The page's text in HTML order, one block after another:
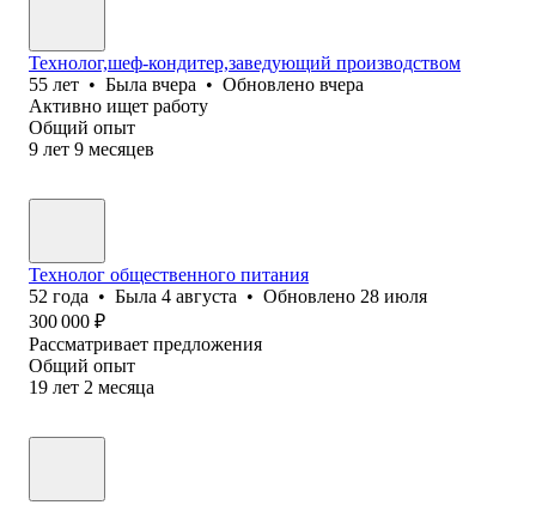
Технолог,шеф-кондитер,заведующий производством
55 лет • Была вчера • Обновлено вчера
Активно ищет работу
Общий опыт
9 лет 9 месяцев
Технолог общественного питания
52 года • Была 4 августа • Обновлено 28 июля
300 000 ₽
Рассматривает предложения
Общий опыт
19 лет 2 месяца